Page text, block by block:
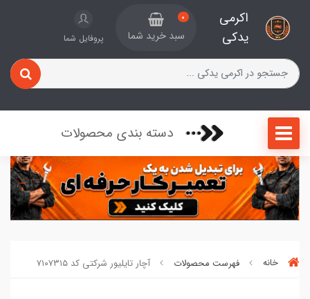
اکرمی
یدکی
0
سبد خرید شما پروفایل شما
دسته بندی محصولات
خانه فهرست محصولات آچار تایلیور شرکتی کد ۷۱۰۷۳۱۵